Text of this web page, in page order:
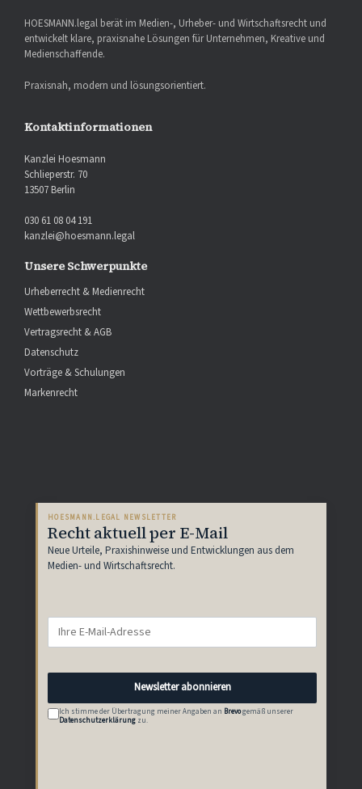
HOESMANN.legal berät im Medien-, Urheber- und Wirtschaftsrecht und
entwickelt klare, praxisnahe Lösungen für Unternehmen, Kreative und
Medienschaffende.
Praxisnah, modern und lösungsorientiert.
Kontaktinformationen
Kanzlei Hoesmann
Schlieperstr. 70
13507 Berlin
030 61 08 04 191
kanzlei@hoesmann.legal
Unsere Schwerpunkte
Urheberrecht & Medienrecht
Wettbewerbsrecht
Vertragsrecht & AGB
Datenschutz
Vorträge & Schulungen
Markenrecht
HOESMANN.LEGAL NEWSLETTER
Recht aktuell per E-Mail
Neue Urteile, Praxishinweise und Entwicklungen aus dem
Medien- und Wirtschaftsrecht.
Newsletter abonnieren
Ich stimme der Übertragung meiner Angaben an Brevogemäß unserer
Datenschutzerklärung zu.